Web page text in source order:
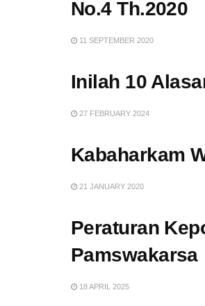
No.4 Th.2020
11 SEPTEMBER 2020
Inilah 10
27 FEBRUARY 2024
Kabaharkam
21 JANUARY 2020
Peraturan
Pamswakarsa
18 APRIL 2025